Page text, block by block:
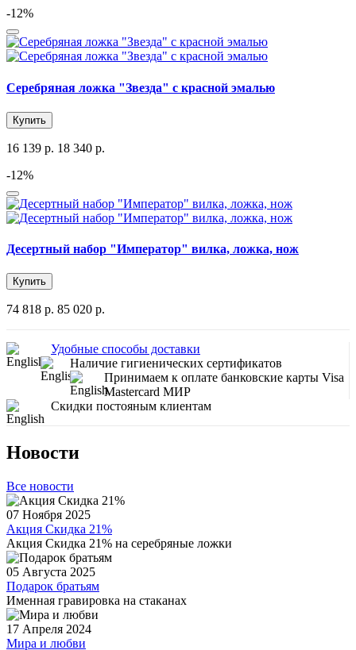
-12%
Серебряная ложка "Звезда" с красной эмалью
Купить
16 139 р. 18 340 р.
-12%
Десертный набор "Император" вилка, ложка, нож
Купить
74 818 р. 85 020 р.
Удобные способы доставки
Наличие гигиенических сертификатов
Принимаем к оплате банковские карты Visa
Mastercard МИР
Скидки постояным клиентам
Новости
Все новости
07 Ноября 2025
Акция Скидка 21%
Акция Скидка 21% на серебряные ложки
05 Августа 2025
Подарок братьям
Именная гравировка на стаканах
17 Апреля 2024
Мира и любви